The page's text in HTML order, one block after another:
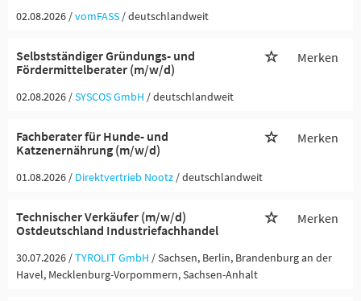
02.08.2026 /vomFASS / deutschlandweit
Selbstständiger Gründungs- und
Fördermittelberater (m/w/d)
Merken
02.08.2026 /SYSCOS GmbH / deutschlandweit
Fachberater für Hunde- und
Katzenernährung (m/w/d)
Merken
01.08.2026 / Direktvertrieb Nootz / deutschlandweit
Technischer Verkäufer (m/w/d)
Ostdeutschland Industriefachhandel
Merken
30.07.2026 /TYROLIT GmbH / Sachsen, Berlin, Brandenburg an der
Havel, Mecklenburg-Vorpommern, Sachsen-Anhalt